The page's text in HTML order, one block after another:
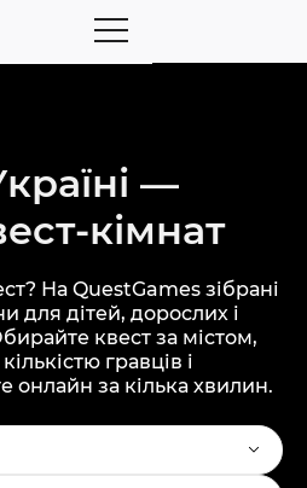
—
кімнат
На QuestGames зібрані
для дітей, дорослих і
квест за містом,
гравців і
онлайн за кілька хвилин.